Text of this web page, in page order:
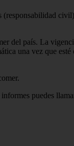
(responsabilidad
del país. La
una vez que esté
puedes